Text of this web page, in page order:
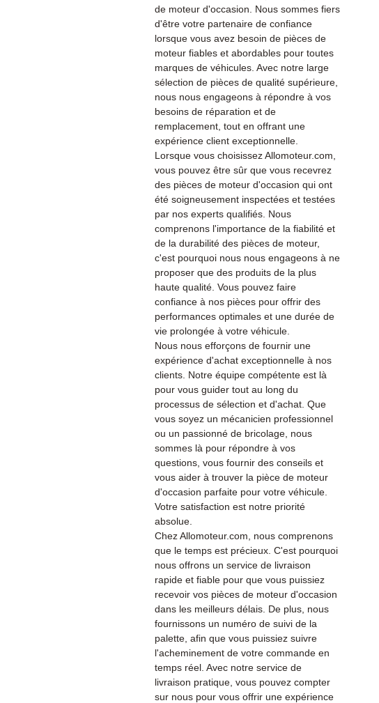
de moteur d'occasion. Nous sommes fiers
d'être votre partenaire de confiance
lorsque vous avez besoin de pièces de
moteur fiables et abordables pour toutes
marques de véhicules. Avec notre large
sélection de pièces de qualité supérieure,
nous nous engageons à répondre à vos
besoins de réparation et de
remplacement, tout en offrant une
expérience client exceptionnelle.
Lorsque vous choisissez Allomoteur.com,
vous pouvez être sûr que vous recevrez
des pièces de moteur d'occasion qui ont
été soigneusement inspectées et testées
par nos experts qualifiés. Nous
comprenons l'importance de la fiabilité et
de la durabilité des pièces de moteur,
c'est pourquoi nous nous engageons à ne
proposer que des produits de la plus
haute qualité. Vous pouvez faire
confiance à nos pièces pour offrir des
performances optimales et une durée de
vie prolongée à votre véhicule.
Nous nous efforçons de fournir une
expérience d'achat exceptionnelle à nos
clients. Notre équipe compétente est là
pour vous guider tout au long du
processus de sélection et d'achat. Que
vous soyez un mécanicien professionnel
ou un passionné de bricolage, nous
sommes là pour répondre à vos
questions, vous fournir des conseils et
vous aider à trouver la pièce de moteur
d'occasion parfaite pour votre véhicule.
Votre satisfaction est notre priorité
absolue.
Chez Allomoteur.com, nous comprenons
que le temps est précieux. C'est pourquoi
nous offrons un service de livraison
rapide et fiable pour que vous puissiez
recevoir vos pièces de moteur d'occasion
dans les meilleurs délais. De plus, nous
fournissons un numéro de suivi de la
palette, afin que vous puissiez suivre
l'acheminement de votre commande en
temps réel. Avec notre service de
livraison pratique, vous pouvez compter
sur nous pour vous offrir une expérience